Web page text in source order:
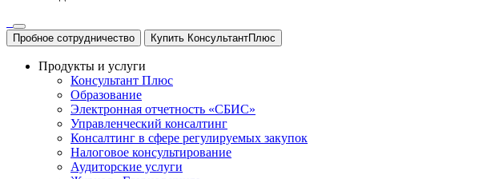
Пробное сотрудничество Купить КонсультантПлюс
Продукты и услуги
Консультант Плюс
Образование
Электронная отчетность «СБИС»
Управленческий консалтинг
Консалтинг в сфере регулируемых закупок
Налоговое консультирование
Аудиторские услуги